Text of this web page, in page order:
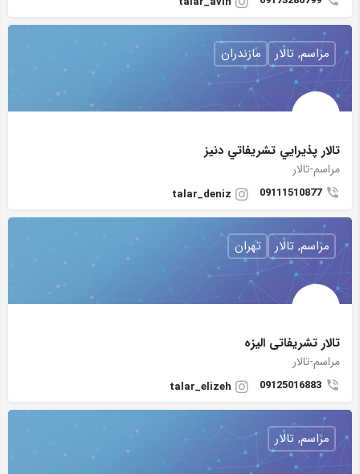
تالار پذيرايي تشريفاتي دنيز
مراسم-تالار
09111510877
talar_deniz
مراسم, تالار مازندران
تالار تشریفاتی الیزه
مراسم-تالار
09125016883
talar_elizeh
مراسم, تالار تهران
مراسم, تالار